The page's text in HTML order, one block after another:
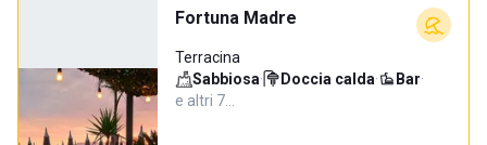
Fortuna Madre
Terracina
Sabbiosa· Doccia calda· Bar·
e altri 7…